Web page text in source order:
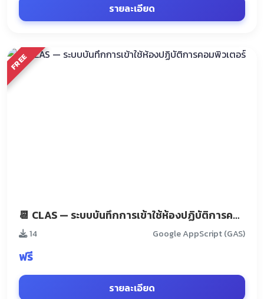
รายละเอียด
FREE
📆 CLAS — ระบบบันทึกการเข้าใช้ห้องปฏิบัติการคอมพิวเตอร์
14 Google AppScript (GAS)
ฟรี
รายละเอียด